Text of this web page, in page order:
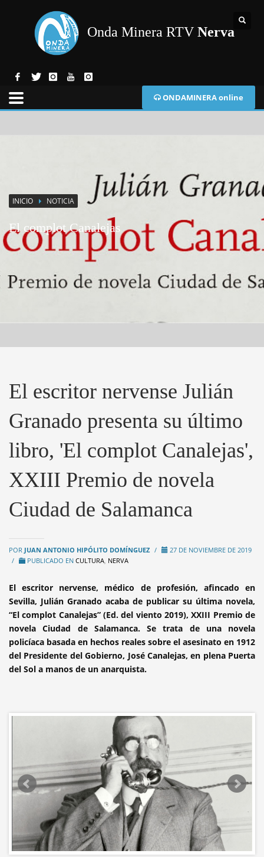
Onda Minera RTV Nerva
ONDAMINERA online
INICIO NOTICIA
El complot Canalejas
El escritor nervense Julián
Granado presenta su último
libro, 'El complot Canalejas',
XXIII Premio de novela
Ciudad de Salamanca
POR JUAN ANTONIO HIPÓLITO DOMÍNGUEZ /
27 DE NOVIEMBRE DE 2019
/
PUBLICADO EN CULTURA, NERVA
El escritor nervense, médico de profesión, afincado en
Sevilla, Julián Granado acaba de publicar su última novela,
“El complot Canalejas” (Ed. del viento 2019), XXIII Premio de
novela Ciudad de Salamanca. Se trata de una novela
policíaca basada en hechos reales sobre el asesinato en 1912
del Presidente del Gobierno, José Canalejas, en plena Puerta
del Sol a manos de un anarquista.